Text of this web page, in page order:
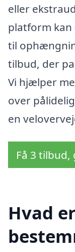
eller
platform
til
tilbud, der
Vi hjælper
over
en
Få 3
Hvad